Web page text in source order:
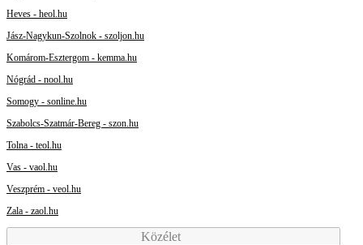
Heves - heol.hu
Jász-Nagykun-Szolnok - szoljon.hu
Komárom-Esztergom - kemma.hu
Nógrád - nool.hu
Somogy - sonline.hu
Szabolcs-Szatmár-Bereg - szon.hu
Tolna - teol.hu
Vas - vaol.hu
Veszprém - veol.hu
Zala - zaol.hu
Közélet